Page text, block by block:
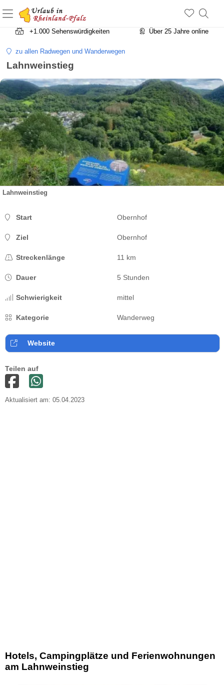
+1.500 Unterkünfte in Rheinland-Pfalz
+1.000 Sehenswürdigkeiten
Über 25 Jahre online
zu allen Radwegen und Wanderwegen
Lahnweinstieg
Lahnweinstieg
Start Obernhof
Ziel Obernhof
Streckenlänge 11 km
Dauer 5 Stunden
Schwierigkeit mittel
Kategorie Wanderweg
Website
Teilen auf
Aktualisiert am: 05.04.2023
Hotels, Campingplätze und Ferienwohnungen
am Lahnweinstieg